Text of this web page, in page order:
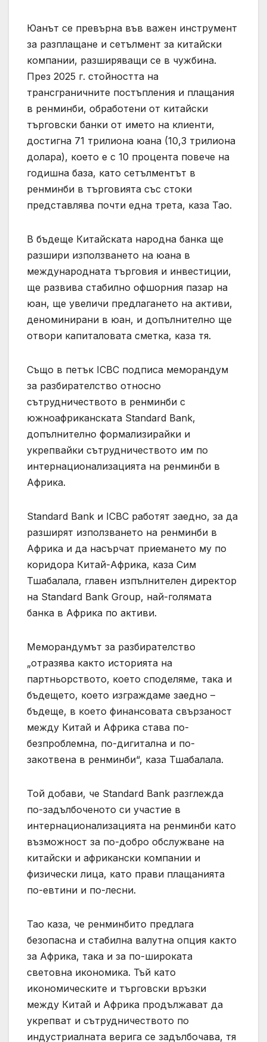
Юанът се превърна във важен инструмент
за разплащане и сетълмент за китайски
компании, разширяващи се в чужбина.
През 2025 г. стойността на
трансграничните постъпления и плащания
в ренминби, обработени от китайски
търговски банки от името на клиенти,
достигна 71 трилиона юана (10,3 трилиона
долара), което е с 10 процента повече на
годишна база, като сетълментът в
ренминби в търговията със стоки
представлява почти една трета, каза Тао.
В бъдеще Китайската народна банка ще
разшири използването на юана в
международната търговия и инвестиции,
ще развива стабилно офшорния пазар на
юан, ще увеличи предлагането на активи,
деноминирани в юан, и допълнително ще
отвори капиталовата сметка, каза тя.
Също в петък ICBC подписа меморандум
за разбирателство относно
сътрудничеството в ренминби с
южноафриканската Standard Bank,
допълнително формализирайки и
укрепвайки сътрудничеството им по
интернационализацията на ренминби в
Африка.
Standard Bank и ICBC работят заедно, за да
разширят използването на ренминби в
Африка и да насърчат приемането му по
коридора Китай-Африка, каза Сим
Тшабалала, главен изпълнителен директор
на Standard Bank Group, най-голямата
банка в Африка по активи.
Меморандумът за разбирателство
„отразява както историята на
партньорството, което споделяме, така и
бъдещето, което изграждаме заедно –
бъдеще, в което финансовата свързаност
между Китай и Африка става по-
безпроблемна, по-дигитална и по-
закотвена в ренминби“, каза Тшабалала.
Той добави, че Standard Bank разглежда
по-задълбоченото си участие в
интернационализацията на ренминби като
възможност за по-добро обслужване на
китайски и африкански компании и
физически лица, като прави плащанията
по-евтини и по-лесни.
Тао каза, че ренминбито предлага
безопасна и стабилна валутна опция както
за Африка, така и за по-широката
световна икономика. Тъй като
икономическите и търговски връзки
между Китай и Африка продължават да
укрепват и сътрудничеството по
индустриалната верига се задълбочава, тя